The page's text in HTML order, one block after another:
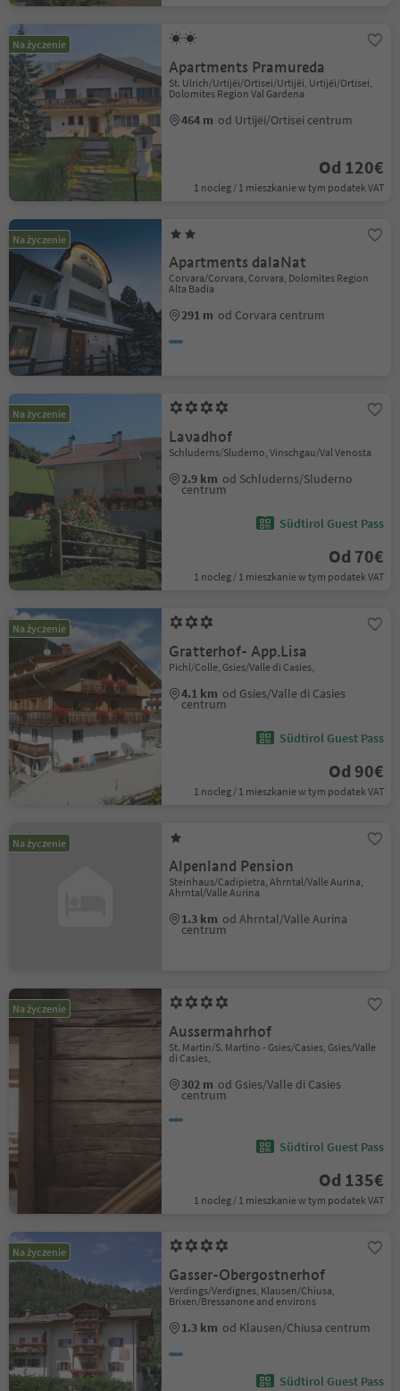
Na życzenie
Apartments Pramureda
St. Ulrich/Urtijëi/Ortisei/Urtijëi, Urtijëi/Ortisei,
Dolomites Region Val Gardena
464 m od Urtijëi/Ortisei centrum
Od 120€
1 nocleg / 1 mieszkanie w tym podatek VAT
Na życzenie
Apartments dalaNat
Corvara/Corvara, Corvara, Dolomites Region
Alta Badia
291 m od Corvara centrum
Na życzenie
Lavadhof
Schluderns/Sluderno, Vinschgau/Val Venosta
2.9 km od Schluderns/Sluderno
centrum
Südtirol Guest Pass
Od 70€
1 nocleg / 1 mieszkanie w tym podatek VAT
Na życzenie
Gratterhof- App.Lisa
Pichl/Colle, Gsies/Valle di Casies,
4.1 km od Gsies/Valle di Casies
centrum
Südtirol Guest Pass
Od 90€
1 nocleg / 1 mieszkanie w tym podatek VAT
Na życzenie
Alpenland Pension
Steinhaus/Cadipietra, Ahrntal/Valle Aurina,
Ahrntal/Valle Aurina
1.3 km od Ahrntal/Valle Aurina
centrum
Na życzenie
Aussermahrhof
St. Martin/S. Martino - Gsies/Casies, Gsies/Valle
di Casies,
302 m od Gsies/Valle di Casies
centrum
Südtirol Guest Pass
Od 135€
1 nocleg / 1 mieszkanie w tym podatek VAT
Na życzenie
Gasser-Obergostnerhof
Verdings/Verdignes, Klausen/Chiusa,
Brixen/Bressanone and environs
1.3 km od Klausen/Chiusa centrum
Südtirol Guest Pass